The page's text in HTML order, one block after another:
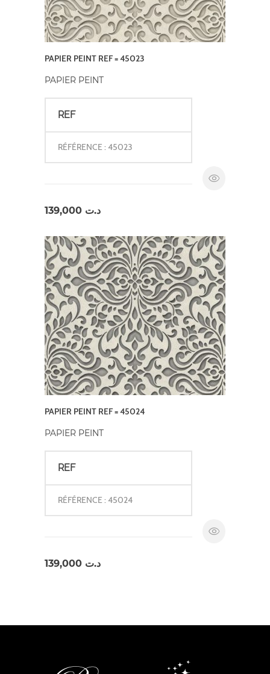
PAPIER PEINT REF = 45023
PAPIER PEINT
REF
RÉFÉRENCE : 45023
د.ت
PAPIER PEINT REF = 45024
PAPIER PEINT
REF
RÉFÉRENCE : 45024
د.ت